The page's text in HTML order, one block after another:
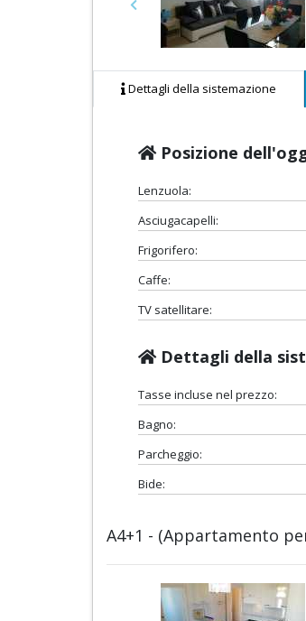
Previous
Dettagli della sistemazione
Posizione
Lenzuola:
Asciugacapelli:
Frigorifero:
Caffe:
TV satellitare:
Dettagli della
Tasse incluse nel prezzo:
Bagno:
Parcheggio:
Bide:
A4+1 - (Appartamento